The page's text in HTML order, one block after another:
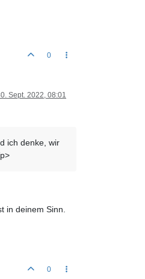
0
Sept. 2022, 08:01
ich denke, wir
in deinem Sinn.
0